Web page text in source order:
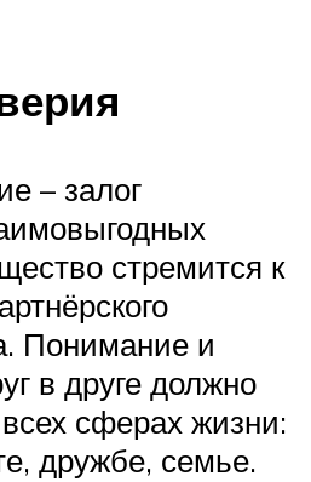
– залог
стремится к
Понимание и
в друге должно
сферах жизни:
дружбе, семье.